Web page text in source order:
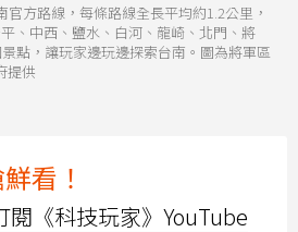
官方路線，每條路線全長平均約1.2公里，
、中西、鹽水、白河、龍崎、北門、將
點，讓玩家邊玩邊探索台南。圖為將軍區
提供
看！
閱《科技玩家》YouTube